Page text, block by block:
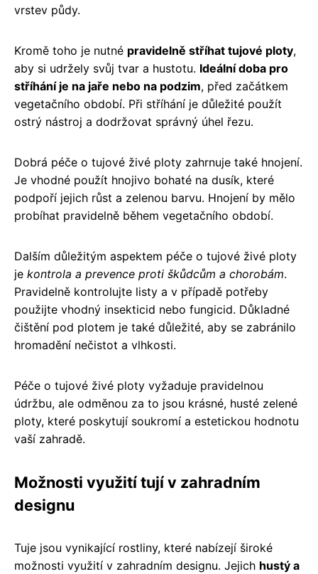
vrstev půdy.
Kromě toho je nutné pravidelně stříhat tujové ploty,
aby si udržely svůj tvar a hustotu. Ideální doba pro
stříhání je na jaře nebo na podzim, před začátkem
vegetačního období. Při stříhání je důležité použít
ostrý nástroj a dodržovat správný úhel řezu.
Dobrá péče o tujové živé ploty zahrnuje také hnojení.
Je vhodné použít hnojivo bohaté na dusík, které
podpoří jejich růst a zelenou barvu. Hnojení by mělo
probíhat pravidelně během vegetačního období.
Dalším důležitým aspektem péče o tujové živé ploty
je kontrola a prevence proti škůdcům a chorobám.
Pravidelně kontrolujte listy a v případě potřeby
použijte vhodný insekticid nebo fungicid. Důkladné
čištění pod plotem je také důležité, aby se zabránilo
hromadění nečistot a vlhkosti.
Péče o tujové živé ploty vyžaduje pravidelnou
údržbu, ale odměnou za to jsou krásné, husté zelené
ploty, které poskytují soukromí a estetickou hodnotu
vaší zahradě.
Možnosti využití tují v zahradním
designu
Tuje jsou vynikající rostliny, které nabízejí široké
možnosti využití v zahradním designu. Jejich hustý a